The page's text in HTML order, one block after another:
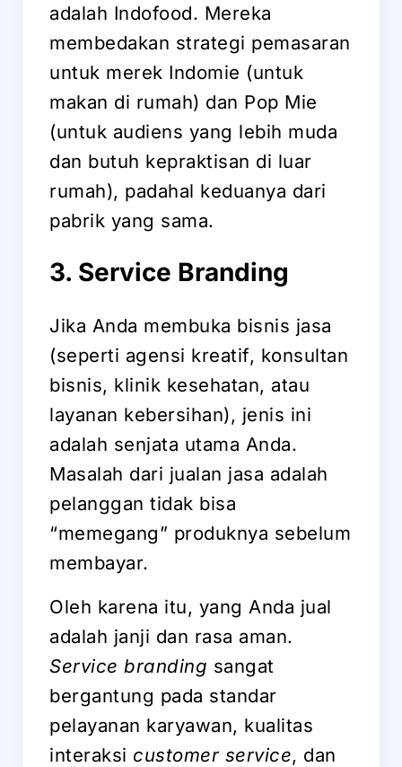
adalah Indofood. Mereka
membedakan strategi pemasaran
untuk merek Indomie (untuk
makan di rumah) dan Pop Mie
(untuk audiens yang lebih muda
dan butuh kepraktisan di luar
rumah), padahal keduanya dari
pabrik yang sama.
3. Service Branding
Jika Anda membuka bisnis jasa
(seperti agensi kreatif, konsultan
bisnis, klinik kesehatan, atau
layanan kebersihan), jenis ini
adalah senjata utama Anda.
Masalah dari jualan jasa adalah
pelanggan tidak bisa
“memegang” produknya sebelum
membayar.
Oleh karena itu, yang Anda jual
adalah janji dan rasa aman.
Service branding sangat
bergantung pada standar
pelayanan karyawan, kualitas
interaksi customer service, dan